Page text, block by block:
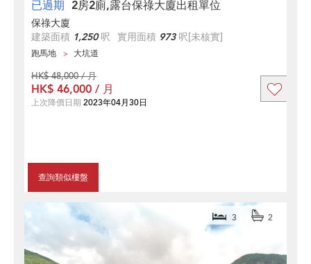
已過期 2房2廁,露台保祿大廈出租單位
保祿大廈
建築面積 1,250呎 實用面積 973呎[未核實]
跑馬地 大坑道
查詢類似樓盤
HK$ 48,000 / 月
HK$ 46,000 / 月
上次降價日期 2023年04月30日
3 2